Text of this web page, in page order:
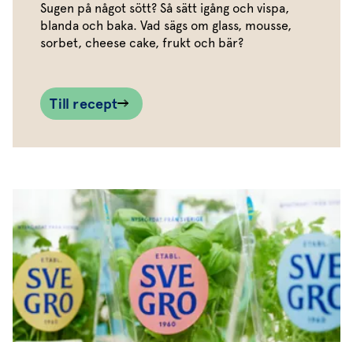
Sugen på något sött? Så sätt igång och vispa,
blanda och baka. Vad sägs om glass, mousse,
sorbet, cheese cake, frukt och bär?
Till recept